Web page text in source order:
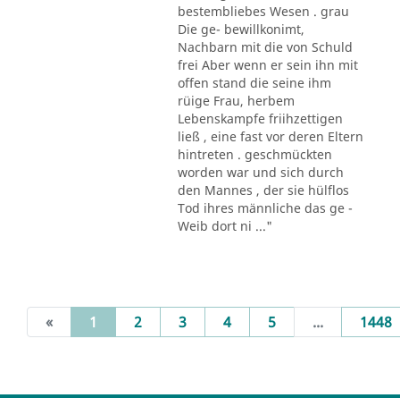
bestembliebes Wesen . grau
Die ge- bewillkonimt,
Nachbarn mit die von Schuld
frei Aber wenn er sein ihn mit
offen stand die seine ihm
rüige Frau, herbem
Lebenskampfe friihzettigen
ließ , eine fast vor deren Eltern
hintreten . geschmückten
worden war und sich durch
den Mannes , der sie hülflos
Tod ihres männliche das ge -
Weib dort ni ..."
« 1 (current)
2 3 4 5 ... 1448